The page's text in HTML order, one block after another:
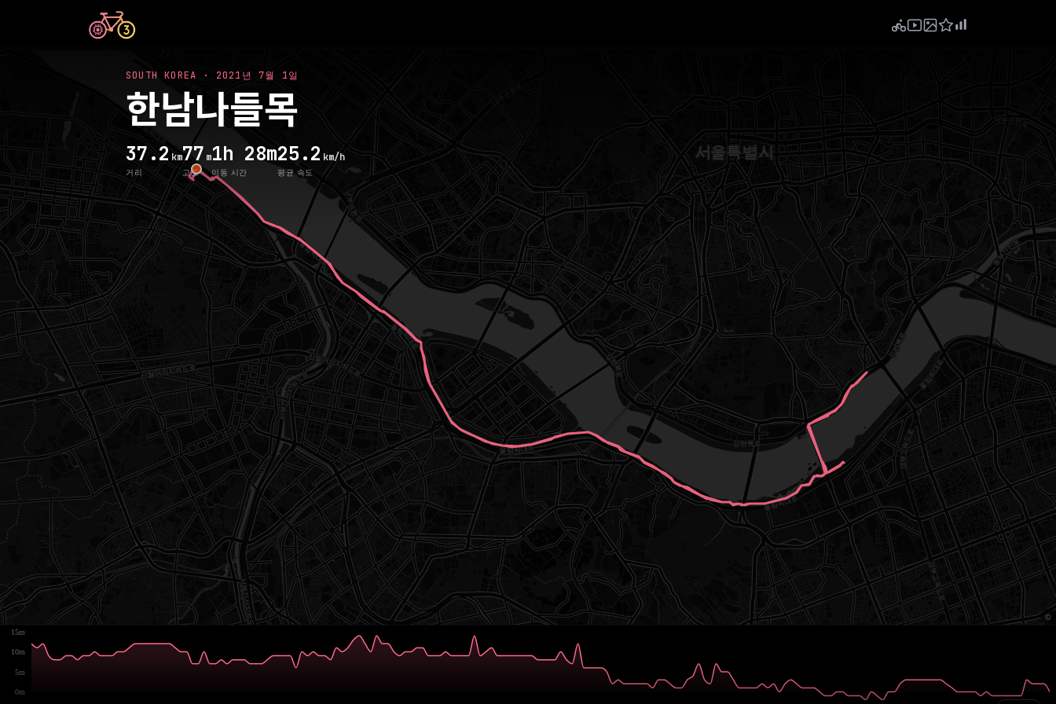
SOUTH KOREA · 2021년 7월 1일
한남나들목
37.2 km
거리
77 m
고도
1h 28m
이동 시간
25.2 km/h
평균 속도
0m
5m
10m
15m